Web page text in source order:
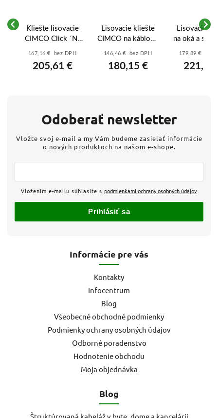
Kliešte lisovacie
CIMCO Click ´N´
Crimp - 10 6008
167,16 € bez DPH
205,61 €
Lisovacie kliešte
CIMCO na káblové
oká 6 – 50 mm2 -
146,46 € bez DPH
180,15 €
Lisovacie
na oká a
179,89 € bez
221,27
Informácie pre vás
Kontakty
Infocentrum
Blog
Všeobecné obchodné podmienky
Podmienky ochrany osobných údajov
Odborné poradenstvo
Hodnotenie obchodu
Moja objednávka
Blog
Odoberať newsletter
Vložte svoj e-mail a my Vám budeme zasielať informácie
o nových produktoch na našom e-shope.
Vložením e-mailu súhlasíte s podmienkami ochrany osobných údajov
Prihlásiť sa